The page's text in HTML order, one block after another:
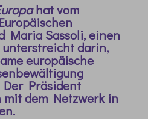
hat vom
Maria Sassoli, einen
darin,
europäische
Präsident
dem Netzwerk in